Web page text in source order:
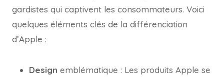
gardistes qui captivent les consommateurs. Voici
quelques éléments clés de la différenciation
d’Apple :
Design emblématique : Les produits Apple se